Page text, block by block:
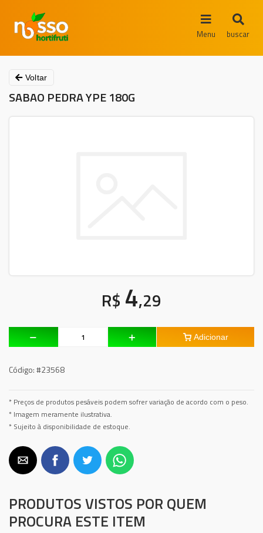
Menu buscar
Voltar
SABAO PEDRA YPE 180G
R$ 4,29
Adicionar
Código:#23568
* Preços de produtos pesáveis podem sofrer variação de acordo com o peso.
* Imagem meramente ilustrativa.
* Sujeito à disponibilidade de estoque.
PRODUTOS VISTOS POR QUEM
PROCURA ESTE ITEM